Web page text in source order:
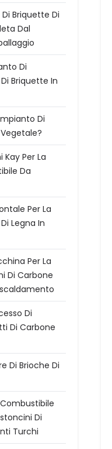
Briquette Di
Dal
Di
Briquette In
Di
Kay Per La
Da
Per La
Legna In
Per La
Di Carbone
Di
Di Carbone
Di Brioche Di
Di
Turchi